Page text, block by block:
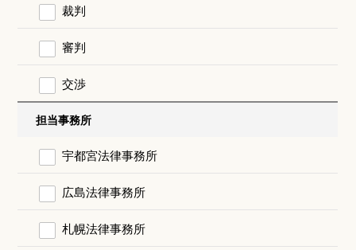
裁判
審判
交渉
担当事務所
宇都宮法律事務所
広島法律事務所
札幌法律事務所